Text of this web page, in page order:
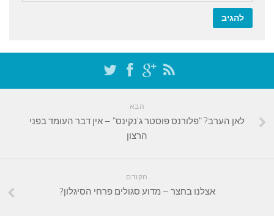
הבא
לאן הערב? "פלורנס פוסטר ג'נקינס" – אין דבר העומד בפני
הרצון
הקודם
אצלנו בחצר – מדוע סגולים פרחי הסיגלון?